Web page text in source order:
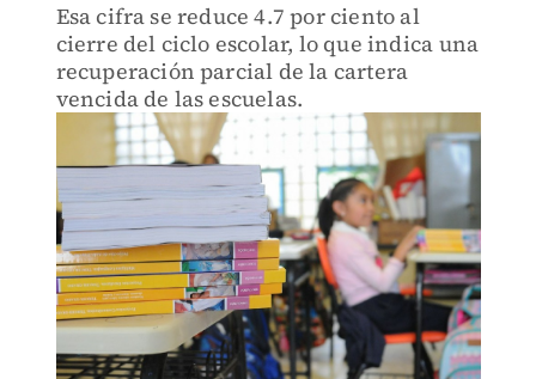
Esa cifra se reduce 4.7 por ciento al
cierre del ciclo escolar, lo que indica una
recuperación parcial de la cartera
vencida de las escuelas.